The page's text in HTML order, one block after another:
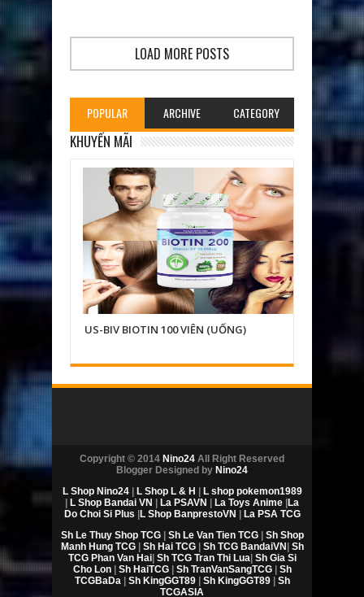
LOAD MORE POSTS
POPULAR ARCHIVE CATEGORY
KHUYẾN MÃI
US-BIV BIOTIN 100 VIÊN (UỐNG)
Copyright © 2014 Nino24 All Right Reserved
Blogger Designed by Nino24
L Shop Nino24| L Shop L & H
L shop pokemon1989
L Shop Bandai VN La PSAVN La Toys Anime La
Do Choi Si Plus
L Shop BanprestoVN
La PSA TCG
Sh Le Thuy Shop TCG| Sh Le Van Tien TCG| Sh Shop
Manh Hung TCG| Sh Hai TCG| Sh TCG BandaiVN Sh
TCG Phan Van Hai| Sh TCG Tran Thi Lua| Sh Gia Si
Cho Lon| Sh HaiTCG| Sh TranVanSangTCG| Sh
TCGBaDa| Sh KingGGT89| Sh KingGGT89| Sh
TCGASIA